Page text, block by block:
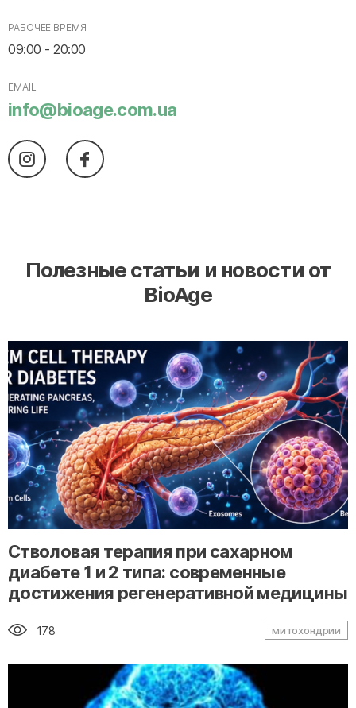
РАБОЧЕЕ ВРЕМЯ
09:00 - 20:00
EMAIL
info@bioage.com.ua
Полезные статьи и новости от
BioAge
" alt="loading" class="img-responsive"/>
Стволовая терапия при сахарном
диабете 1 и 2 типа: современные
достижения регенеративной медицины
178 митохондрии